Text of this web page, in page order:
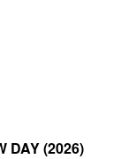
DAY (2026)